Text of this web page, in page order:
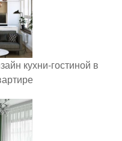
кухни-гостиной в